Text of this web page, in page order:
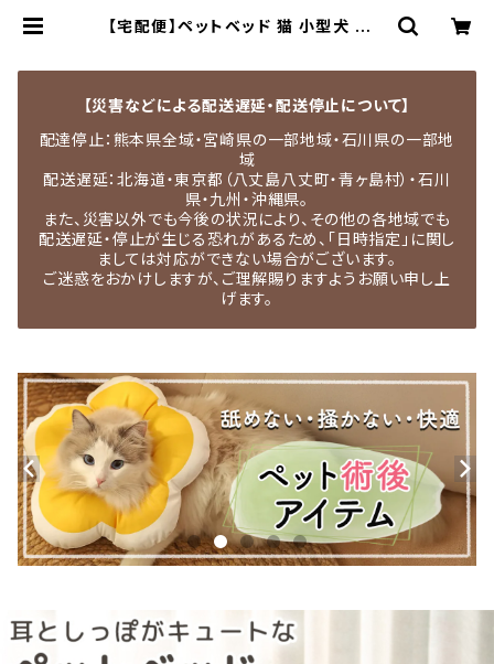
【宅配便】ペットベッド 猫 小型犬 おし
品専門店・犬用品・猫服・ドッグウェア
【災害などによる配送遅延・配送停止について】
配達停止：熊本県全域・宮崎県の一部地域・石川県の一部地
域
配送遅延：北海道・東京都（八丈島八丈町・青ヶ島村）・石川
県・九州・沖縄県。
また、災害以外でも今後の状況により、その他の各地域でも
配送遅延・停止が生じる恐れがあるため、「日時指定」に関し
ましては対応ができない場合がございます。
ご迷惑をおかけしますが、ご理解賜りますようお願い申し上
げます。